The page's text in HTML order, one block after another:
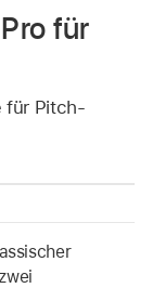
für
für Pitch-